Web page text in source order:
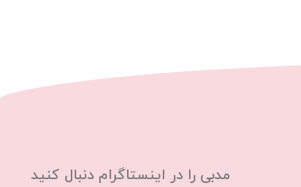
مدبی را در اینستاگرام دنبال کنید